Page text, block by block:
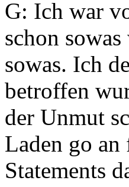
G: Ich war
schon
sowas. Ich
betroffen
der Unmut
Laden go
Statements